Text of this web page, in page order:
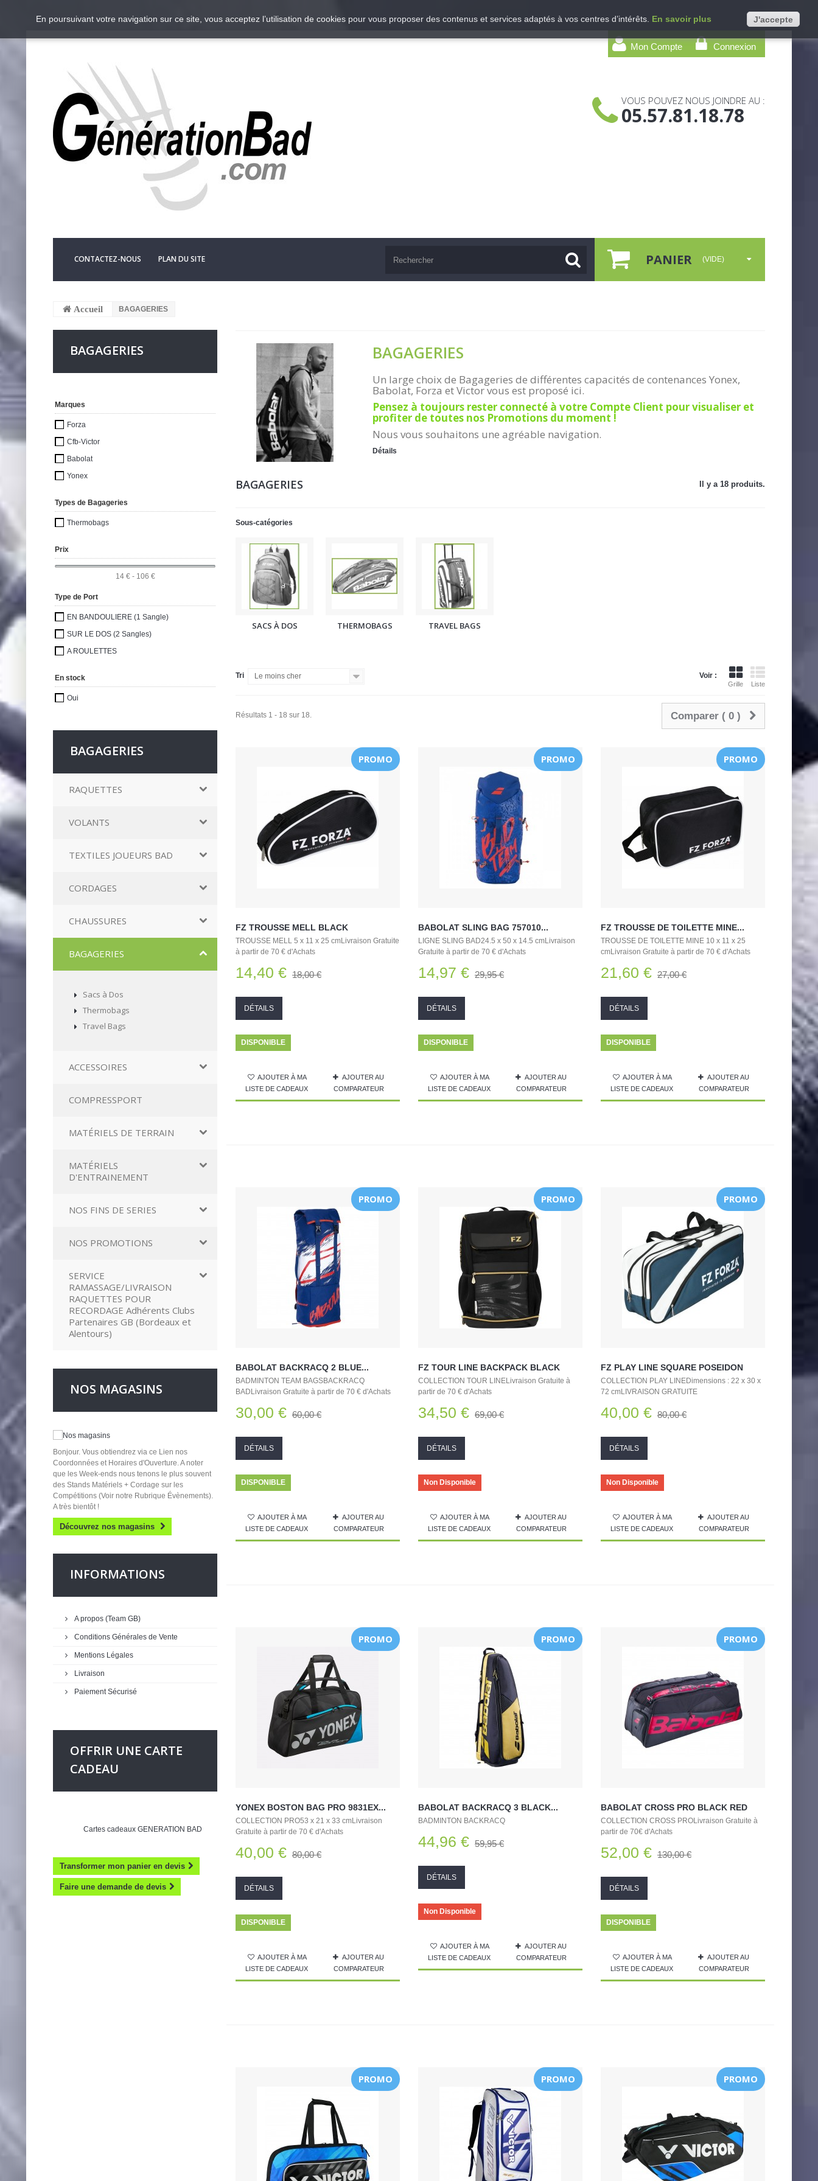
Connexion
Mon Compte
VOUS POUVEZ NOUS JOINDRE AU :
05.57.81.18.78
CONTACTEZ-NOUS PLAN DU SITE PANIER (VIDE)
Accueil BAGAGERIES
BAGAGERIES
Marques
Forza
Cfb-Victor
Babolat
Yonex
Types de Bagageries
Thermobags
Prix
14 € - 106 €
Type de Port
EN BANDOULIERE (1 Sangle)
SUR LE DOS (2 Sangles)
A ROULETTES
En stock
Oui
BAGAGERIES
RAQUETTES
VOLANTS
TEXTILES JOUEURS BAD
CORDAGES
CHAUSSURES
BAGAGERIES
Sacs à Dos
Thermobags
Travel Bags
ACCESSOIRES
COMPRESSPORT
MATÉRIELS DE TERRAIN
MATÉRIELS
D'ENTRAINEMENT
NOS FINS DE SERIES
NOS PROMOTIONS
SERVICE
RAMASSAGE/LIVRAISON
RAQUETTES POUR
RECORDAGE Adhérents Clubs
Partenaires GB (Bordeaux et
Alentours)
NOS MAGASINS
Bonjour. Vous obtiendrez via ce Lien nos
Coordonnées et Horaires d'Ouverture. A noter
que les Week-ends nous tenons le plus souvent
des Stands Matériels + Cordage sur les
Compétitions (Voir notre Rubrique Évènements).
A très bientôt !
Découvrez nos magasins
INFORMATIONS
A propos (Team GB)
Conditions Générales de Vente
Mentions Légales
Livraison
Paiement Sécurisé
OFFRIR UNE CARTE
CADEAU
Cartes cadeaux GENERATION BAD
Transformer mon panier en devis
Faire une demande de devis
BAGAGERIES
Un large choix de Bagageries de différentes capacités de contenances Yonex,
Babolat, Forza et Victor vous est proposé ici.
Pensez à toujours rester connecté à votre Compte Client pour visualiser et
profiter de toutes nos Promotions du moment !
Nous vous souhaitons une agréable navigation.
Détails
BAGAGERIES Il y a 18 produits.
Sous-catégories
SACS À DOS THERMOBAGS TRAVEL BAGS
Voir :
Grille Liste
Tri Le moins cher
Comparer ( 0 )
Résultats 1 - 18 sur 18.
PROMO
FZ TROUSSE MELL BLACK
TROUSSE MELL 5 x 11 x 25 cmLivraison Gratuite
à partir de 70 € d'Achats
14,40 € 18,00 €
DÉTAILS
DISPONIBLE
AJOUTER À MA
LISTE DE CADEAUX
AJOUTER AU
COMPARATEUR
PROMO
BABOLAT SLING BAG 757010...
LIGNE SLING BAD24.5 x 50 x 14.5 cmLivraison
Gratuite à partir de 70 € d'Achats
14,97 € 29,95 €
DÉTAILS
DISPONIBLE
AJOUTER À MA
LISTE DE CADEAUX
AJOUTER AU
COMPARATEUR
PROMO
FZ TROUSSE DE TOILETTE MINE...
TROUSSE DE TOILETTE MINE 10 x 11 x 25
cmLivraison Gratuite à partir de 70 € d'Achats
21,60 € 27,00 €
DÉTAILS
DISPONIBLE
AJOUTER À MA
LISTE DE CADEAUX
AJOUTER AU
COMPARATEUR
PROMO
BABOLAT BACKRACQ 2 BLUE...
BADMINTON TEAM BAGSBACKRACQ
BADLivraison Gratuite à partir de 70 € d'Achats
30,00 € 60,00 €
DÉTAILS
DISPONIBLE
AJOUTER À MA
LISTE DE CADEAUX
AJOUTER AU
COMPARATEUR
PROMO
FZ TOUR LINE BACKPACK BLACK
COLLECTION TOUR LINELivraison Gratuite à
partir de 70 € d'Achats
34,50 € 69,00 €
DÉTAILS
Non Disponible
AJOUTER À MA
LISTE DE CADEAUX
AJOUTER AU
COMPARATEUR
PROMO
FZ PLAY LINE SQUARE POSEIDON
COLLECTION PLAY LINEDimensions : 22 x 30 x
72 cmLIVRAISON GRATUITE
40,00 € 80,00 €
DÉTAILS
Non Disponible
AJOUTER À MA
LISTE DE CADEAUX
AJOUTER AU
COMPARATEUR
PROMO
YONEX BOSTON BAG PRO 9831EX...
COLLECTION PRO53 x 21 x 33 cmLivraison
Gratuite à partir de 70 € d'Achats
40,00 € 80,00 €
DÉTAILS
DISPONIBLE
AJOUTER À MA
LISTE DE CADEAUX
AJOUTER AU
COMPARATEUR
PROMO
BABOLAT BACKRACQ 3 BLACK...
BADMINTON BACKRACQ
44,96 € 59,95 €
DÉTAILS
Non Disponible
AJOUTER À MA
LISTE DE CADEAUX
AJOUTER AU
COMPARATEUR
PROMO
BABOLAT CROSS PRO BLACK RED
COLLECTION CROSS PROLivraison Gratuite à
partir de 70€ d'Achats
52,00 € 130,00 €
DÉTAILS
DISPONIBLE
AJOUTER À MA
LISTE DE CADEAUX
AJOUTER AU
COMPARATEUR
PROMO PROMO PROMO
En poursuivant votre navigation sur ce site, vous acceptez l’utilisation de cookies pour vous proposer des contenus et services adaptés à vos centres d’intérêts. En savoir plus J'accepte